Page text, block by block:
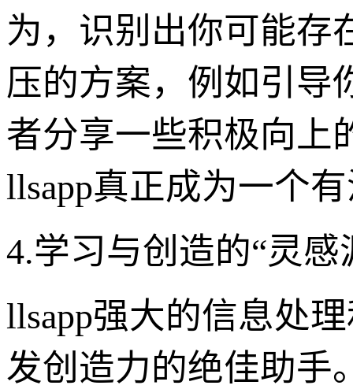
为，识别出你可能存
压的方案，例如引导
者分享一些积极向上
llsapp真正成为一个
4.学习与创造的“灵
llsapp强大的信息处
发创造力的绝佳助手